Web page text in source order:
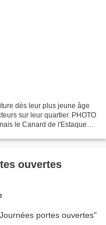
dès leur plus jeune âge
sur leur quartier. PHOTO
le Canard de l'Estaque
ouvertes